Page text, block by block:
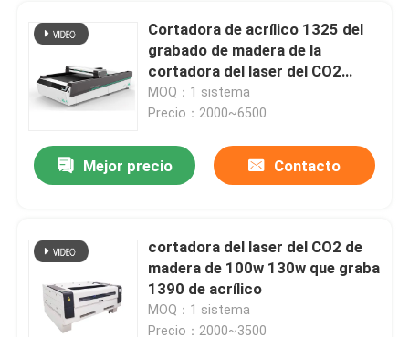
Cortadora de acrílico 1325 del
grabado de madera de la
cortadora del laser del CO2
100w 130w
MOQ：1 sistema
Precio：2000~6500
Mejor precio Contacto
cortadora del laser del CO2 de
madera de 100w 130w que graba
1390 de acrílico
MOQ：1 sistema
Precio：2000~3500